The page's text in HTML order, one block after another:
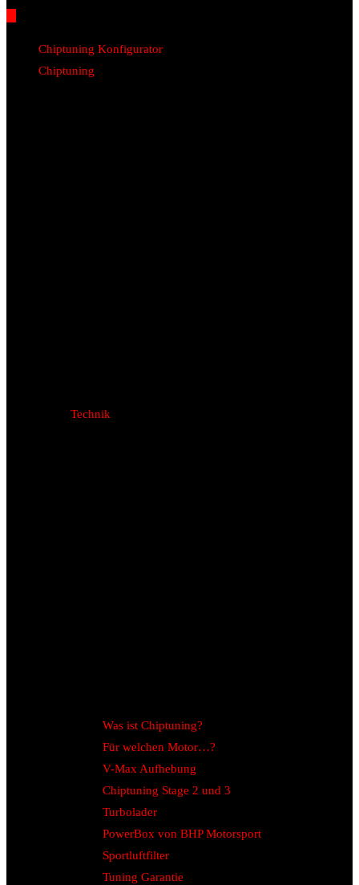
Chiptuning Konfigurator
Chiptuning
Technik
Was ist Chiptuning?
Für welchen Motor…?
V-Max Aufhebung
Chiptuning Stage 2 und 3
Turbolader
PowerBox von BHP Motorsport
Sportluftfilter
Tuning Garantie